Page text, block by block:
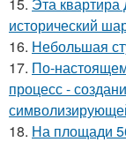
15. Эта
исторический
16. Небольшая
17. По-
процесс -
18. На площади